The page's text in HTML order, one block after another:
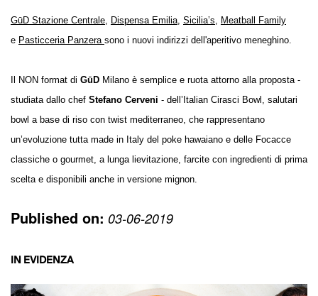
GūD Stazione Centrale Dispensa Emilia Sicilia’s
Meatball Family
e Pasticceria Panzera sono i nuovi indirizzi dell'aperitivo meneghino.
Il NON format di GūD Milano è semplice e ruota attorno alla proposta -
studiata dallo chef Stefano Cerveni - dell’Italian Cirasci Bowl, salutari
bowl a base di riso con twist mediterraneo, che rappresentano
un’evoluzione tutta made in Italy del poke hawaiano e delle Focacce
classiche o gourmet, a lunga lievitazione, farcite con ingredienti di prima
scelta e disponibili anche in versione mignon.
Published on: 03-06-2019
IN EVIDENZA